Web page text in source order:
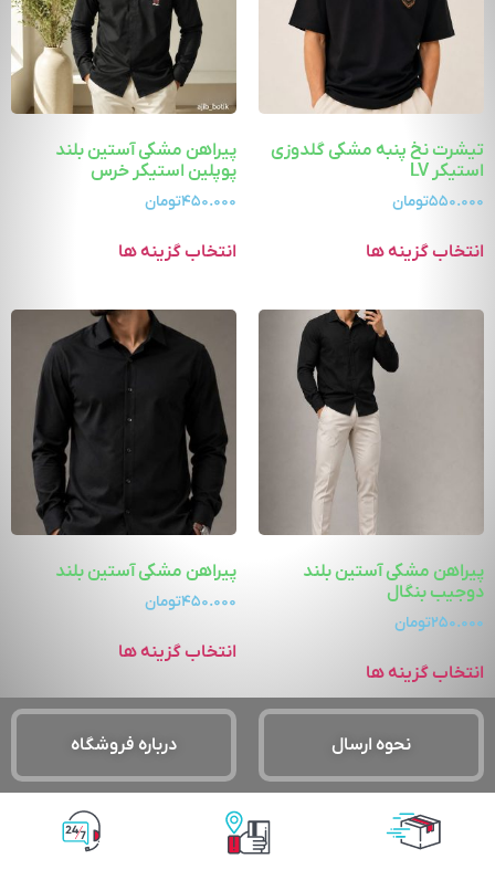
تیشرت نخ پنبه مشکی گلدوزی
استیکر LV
۵۵۰.۰۰۰تومان
انتخاب گزینه ها
پیراهن مشکی آستین بلند
پوپلین استیکر خرس
۴۵۰.۰۰۰تومان
انتخاب گزینه ها
پیراهن مشکی آستین بلند
دوجیب بنگال
۲۵۰.۰۰۰تومان
انتخاب گزینه ها
پیراهن مشکی آستین بلند
۴۵۰.۰۰۰تومان
انتخاب گزینه ها
نحوه ارسال درباره فروشگاه